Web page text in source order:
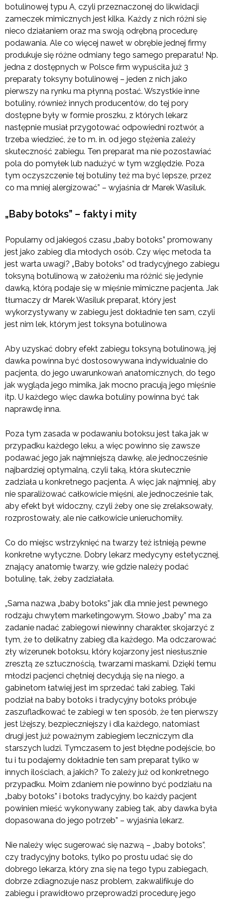
botulinowej typu A, czyli przeznaczonej do likwidacji
zameczek mimicznych jest kilka. Każdy z nich różni się
nieco działaniem oraz ma swoją odrębną procedurę
podawania. Ale co więcej nawet w obrębie jednej firmy
produkuje się różne odmiany tego samego preparatu! Np.
jedna z dostępnych w Polsce firm wypuściła już 3
preparaty toksyny botulinowej – jeden z nich jako
pierwszy na rynku ma płynną postać. Wszystkie inne
botuliny, również innych producentów, do tej pory
dostępne były w formie proszku, z których lekarz
następnie musiał przygotować odpowiedni roztwór, a
trzeba wiedzieć, że to m. in. od jego stężenia zależy
skuteczność zabiegu. Ten preparat ma nie pozostawiać
pola do pomyłek lub nadużyć w tym względzie. Poza
tym oczyszczenie tej botuliny też ma być lepsze, przez
co ma mniej alergizować” – wyjaśnia dr Marek Wasiluk.
„Baby botoks” – fakty i mity
Popularny od jakiegoś czasu „baby botoks” promowany
jest jako zabieg dla młodych osób. Czy więc metoda ta
jest warta uwagi? „Baby botoks” od tradycyjnego zabiegu
toksyną botulinową w założeniu ma różnić się jedynie
dawką, którą podaje się w mięśnie mimiczne pacjenta. Jak
tłumaczy dr Marek Wasiluk preparat, który jest
wykorzystywany w zabiegu jest dokładnie ten sam, czyli
jest nim lek, którym jest toksyna botulinowa
Aby uzyskać dobry efekt zabiegu toksyną botulinową, jej
dawka powinna być dostosowywana indywidualnie do
pacjenta, do jego uwarunkowań anatomicznych, do tego
jak wygląda jego mimika, jak mocno pracują jego mięśnie
itp. U każdego więc dawka botuliny powinna być tak
naprawdę inna.
Poza tym zasada w podawaniu botoksu jest taka jak w
przypadku każdego leku, a więc powinno się zawsze
podawać jego jak najmniejszą dawkę, ale jednocześnie
najbardziej optymalną, czyli taką, która skutecznie
zadziała u konkretnego pacjenta. A więc jak najmniej, aby
nie sparaliżować całkowicie mięśni, ale jednocześnie tak,
aby efekt był widoczny, czyli żeby one się zrelaksowały,
rozprostowały, ale nie całkowicie unieruchomiły.
Co do miejsc wstrzyknięć na twarzy też istnieją pewne
konkretne wytyczne. Dobry lekarz medycyny estetycznej,
znający anatomię twarzy, wie gdzie należy podać
botulinę, tak, żeby zadziałała.
„Sama nazwa „baby botoks” jak dla mnie jest pewnego
rodzaju chwytem marketingowym. Słowo „baby” ma za
zadanie nadać zabiegowi niewinny charakter, skojarzyć z
tym, że to delikatny zabieg dla każdego. Ma odczarować
zły wizerunek botoksu, który kojarzony jest niesłusznie
zresztą ze sztucznością, twarzami maskami. Dzięki temu
młodzi pacjenci chętniej decydują się na niego, a
gabinetom łatwiej jest im sprzedać taki zabieg. Taki
podział na baby botoks i tradycyjny botoks próbuje
zaszufladkować te zabiegi w ten sposób, że ten pierwszy
jest lżejszy, bezpieczniejszy i dla każdego, natomiast
drugi jest już poważnym zabiegiem leczniczym dla
starszych ludzi. Tymczasem to jest błędne podejście, bo
tu i tu podajemy dokładnie ten sam preparat tylko w
innych ilościach, a jakich? To zależy już od konkretnego
przypadku. Moim zdaniem nie powinno być podziału na
„baby botoks” i botoks tradycyjny, bo każdy pacjent
powinien mieść wykonywany zabieg tak, aby dawka była
dopasowana do jego potrzeb” – wyjaśnia lekarz.
Nie należy więc sugerować się nazwą – „baby botoks”,
czy tradycyjny botoks, tylko po prostu udać się do
dobrego lekarza, który zna się na tego typu zabiegach,
dobrze zdiagnozuje nasz problem, zakwalifikuje do
zabiegu i prawidłowo przeprowadzi procedurę jego